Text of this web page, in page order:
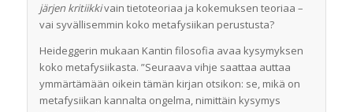
järjen kritiikkivain tietoteoriaa ja kokemuksen teoriaa –
vai syvällisemmin koko metafysiikan perustusta?
Heideggerin mukaan Kantin filosofia avaa kysymyksen
koko metafysiikasta. ”Seuraava vihje saattaa auttaa
ymmärtämään oikein tämän kirjan otsikon: se, mikä on
metafysiikan kannalta ongelma, nimittäin kysymys